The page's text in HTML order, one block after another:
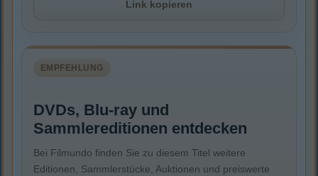
Link kopieren
EMPFEHLUNG
DVDs, Blu-ray und
Sammlereditionen entdecken
Bei Filmundo finden Sie zu diesem Titel weitere
Editionen, Sammlerstücke, Auktionen und preiswerte